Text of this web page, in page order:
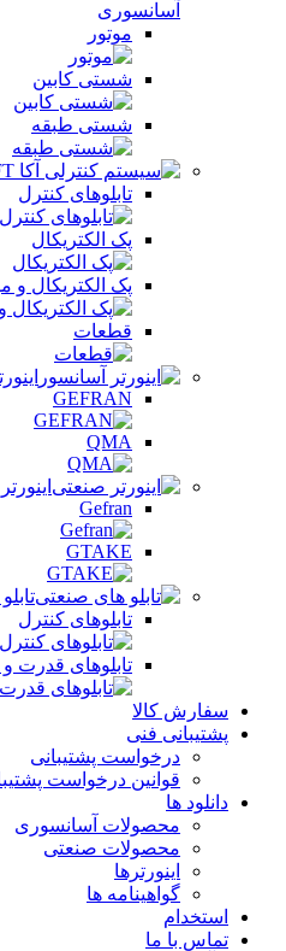
آسانسوری
موتور
شستی کابین
شستی طبقه
تابلوهای کنترل
پک الکتریکال
پک الکتریکال و
قطعات
GEFRAN
QMA
Gefran
GTAKE
تابلوهای کنترل
تابلوهای قدرت و
سفارش کالا
پشتیبانی فنی
درخواست پشتیبانی
قوانین درخواست
دانلود ها
محصولات آسانسوری
محصولات صنعتی
اینورترها
گواهینامه ها
استخدام
تماس با ما